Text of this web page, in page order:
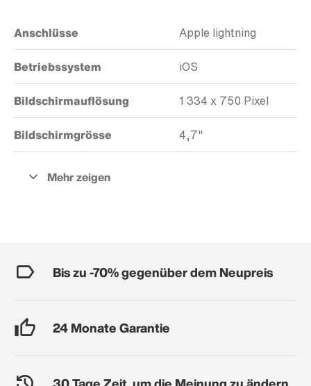
Anschlüsse Apple lightning
Betriebssystem iOS
Bildschirmauflösung 1 334 x 750 Pixel
Bildschirmgrösse 4,7"
Bis zu -70% gegenüber dem Neupreis
24 Monate Garantie